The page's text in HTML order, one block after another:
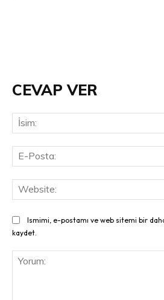
CEVAP VER
Ismimi, e-postamı ve web sitemi bir
kaydet.